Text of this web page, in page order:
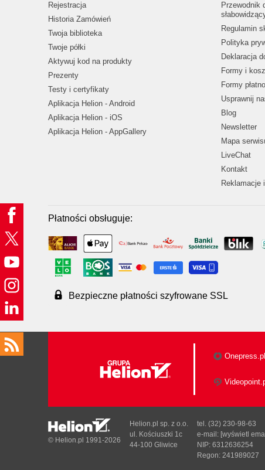
Rejestracja
Historia Zamówień
Twoja biblioteka
Twoje półki
Aktywuj kod na produkty
Prezenty
Testy i certyfikaty
Aplikacja Helion - Android
Aplikacja Helion - iOS
Aplikacja Helion - AppGallery
Przewodnik
Regulamin
Polityka
Deklaracja
Formy i
Formy
Usprawnij
Blog
Newsletter
Mapa
LiveChat
Kontakt
Reklamacje
Płatności obsługuje:
Bezpieczne płatności szyfrowane SSL
Onepress.pl
© Helion.pl 1991-2026
Helion.pl sp. z o.o.
ul. Kościuszki 1c
44-100 Gliwice
tel. (32) 230-98-63
e-mail: [wyświetl
NIP: 6312636254
Regon: 241989027